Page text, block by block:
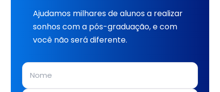
Ajudamos milhares de alunos a realizar
sonhos com a pós-graduação, e com
você não será diferente.